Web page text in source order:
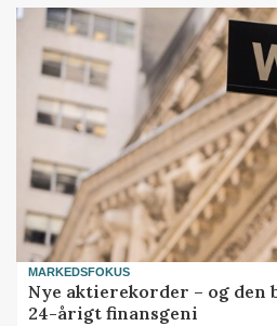
MARKEDSFOKUS
Nye aktierekorder – og den
24-årigt finansgeni